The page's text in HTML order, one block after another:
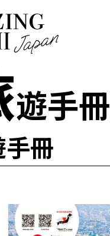
遊手冊
冊